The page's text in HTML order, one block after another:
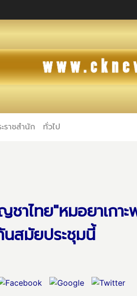
ราชสำนัก ทั่วไป
ไทย"หมอยาเกา
สมัยประชุมนี้